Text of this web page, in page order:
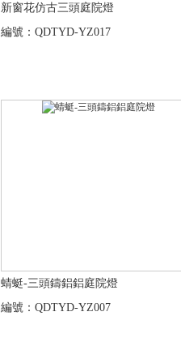
新窗花仿古三頭庭院燈
編號：QDTYD-YZ017
蜻蜓-三頭鑄鋁鋁庭院燈
編號：QDTYD-YZ007